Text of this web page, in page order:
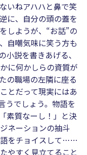
いねアハハと鼻で笑
に、自分の頭の蓋を
しようが、“お話”の
自嘲気味に笑う方も
小説を書きあげる、
に何かしらの資質が
の職場の左隣に座る
とだって現実にはあ
うでしょう。物語を
素質なーし！」と決
ネーションの抽斗
語をチョイスして……
やすく見立てること